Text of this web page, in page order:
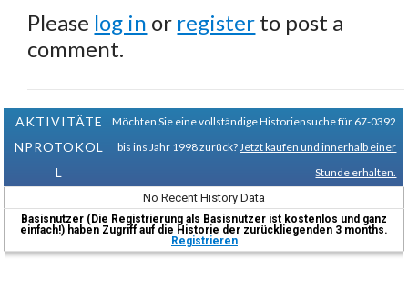
Please log in or register to post a
comment.
AKTIVITÄTE
NPROTOKOL
L
Möchten Sie eine vollständige Historiensuche für 67-0392
bis ins Jahr 1998 zurück? Jetzt kaufen und innerhalb einer
Stunde erhalten.
No Recent History Data
Basisnutzer (Die Registrierung als Basisnutzer ist kostenlos und ganz
einfach!) haben Zugriff auf die Historie der zurückliegenden 3 months.
Registrieren